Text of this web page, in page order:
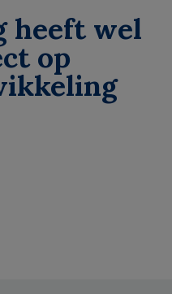
heeft wel
op